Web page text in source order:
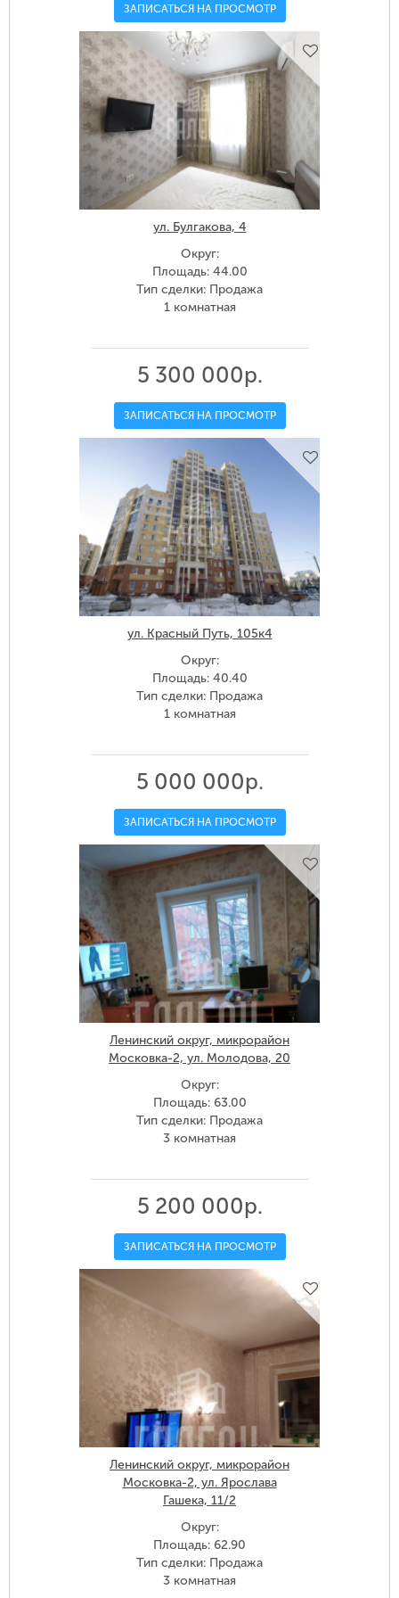
ЗАПИСАТЬСЯ НА ПРОСМОТР
ул. Булгакова, 4
Округ:
Площадь: 44.00
Тип сделки: Продажа
1 комнатная
5 300 000р.
ЗАПИСАТЬСЯ НА ПРОСМОТР
ул. Красный Путь, 105к4
Округ:
Площадь: 40.40
Тип сделки: Продажа
1 комнатная
5 000 000р.
ЗАПИСАТЬСЯ НА ПРОСМОТР
Ленинский округ, микрорайон
Московка-2, ул. Молодова, 20
Округ:
Площадь: 63.00
Тип сделки: Продажа
3 комнатная
5 200 000р.
ЗАПИСАТЬСЯ НА ПРОСМОТР
Ленинский округ, микрорайон
Московка-2, ул. Ярослава
Гашека, 11/2
Округ:
Площадь: 62.90
Тип сделки: Продажа
3 комнатная